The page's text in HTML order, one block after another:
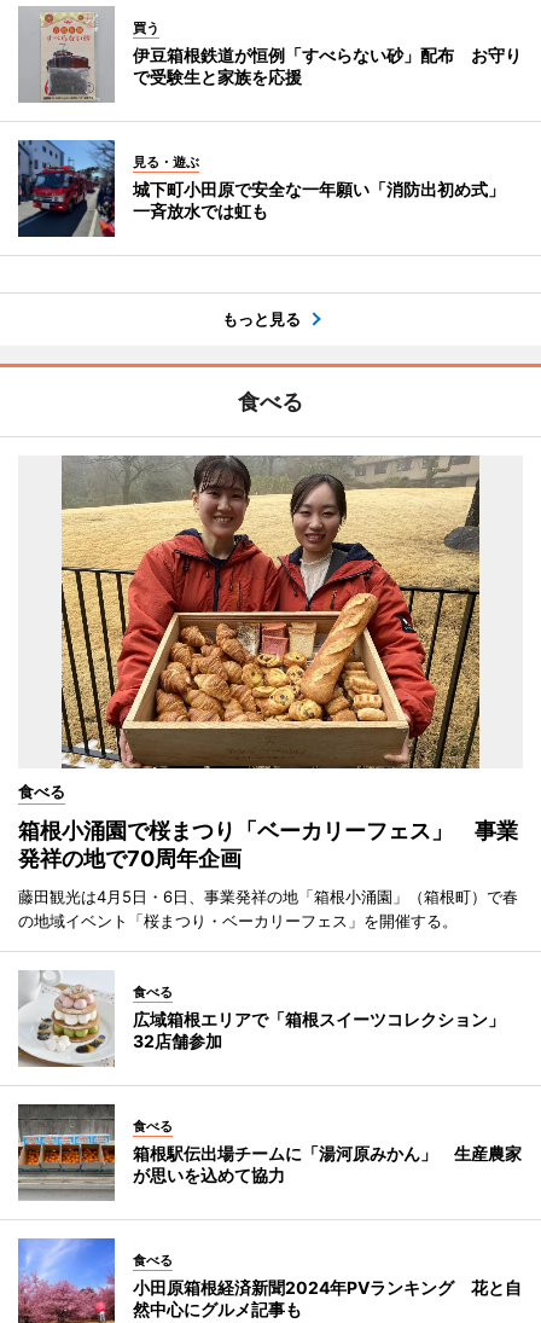
買う
伊豆箱根鉄道が恒例「すべらない砂」配布 お守り
で受験生と家族を応援
見る・遊ぶ
城下町小田原で安全な一年願い「消防出初め式」
一斉放水では虹も
もっと見る
食べる
食べる
箱根小涌園で桜まつり「ベーカリーフェス」 事業
発祥の地で70周年企画
藤田観光は4月5日・6日、事業発祥の地「箱根小涌園」（箱根町）で春
の地域イベント「桜まつり・ベーカリーフェス」を開催する。
食べる
広域箱根エリアで「箱根スイーツコレクション」
32店舗参加
食べる
箱根駅伝出場チームに「湯河原みかん」 生産農家
が思いを込めて協力
食べる
小田原箱根経済新聞2024年PVランキング 花と自
然中心にグルメ記事も